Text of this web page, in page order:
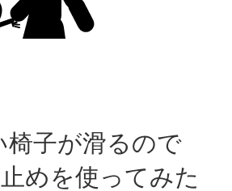
椅子が滑るので
めを使ってみた